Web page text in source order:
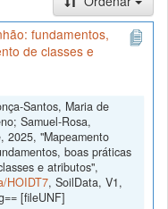
fundamentos,
de classes e
Santos, Maria de
Samuel-Rosa,
2025, "Mapeamento
boas práticas
e atributos",
HOIDT7, SoilData, V1,
[fileUNF]